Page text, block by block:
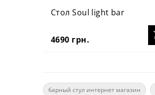
Стол Soul light bar
4690 грн.
барный стул интернет магазин